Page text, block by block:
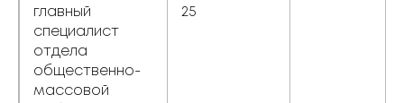
главный
специалист
отдела
общественно-
массовой
25